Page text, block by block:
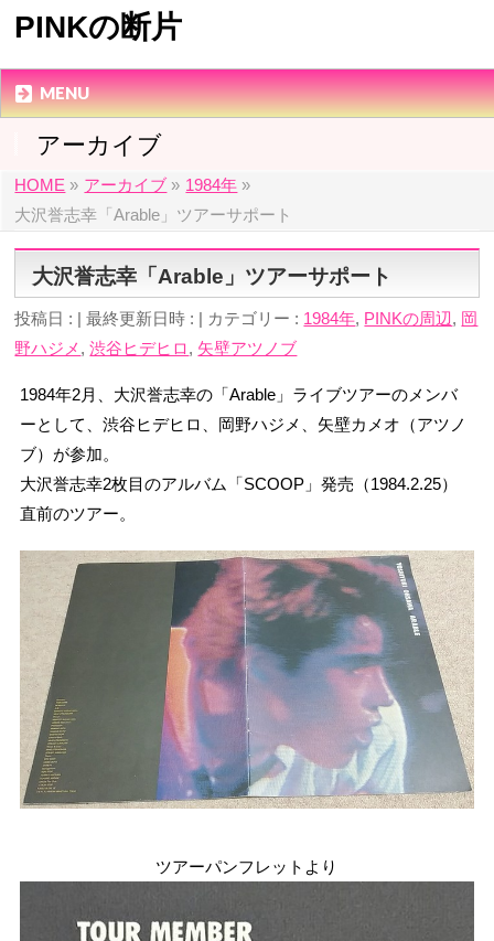
PINKの断片
MENU
アーカイブ
HOME » アーカイブ » 1984年 »
大沢誉志幸「Arable」ツアーサポート
大沢誉志幸「Arable」ツアーサポート
投稿日 : 最終更新日時 : カテゴリー : 1984年, PINKの周辺, 岡
野ハジメ ,渋谷ヒデヒロ, 矢壁アツノブ
1984年2月、大沢誉志幸の「Arable」ライブツアーのメンバ
ーとして、渋谷ヒデヒロ、岡野ハジメ、矢壁カメオ（アツノ
ブ）が参加。
大沢誉志幸2枚目のアルバム「SCOOP」発売（1984.2.25）
直前のツアー。
ツアーパンフレットより